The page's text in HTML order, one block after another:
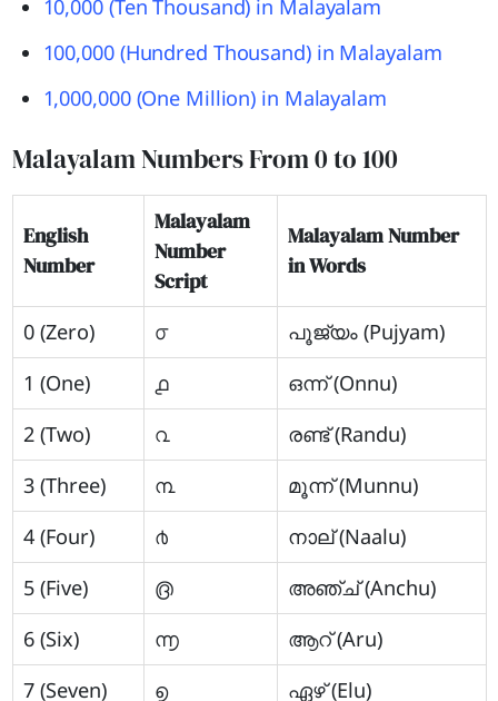
10,000 (Ten Thousand) in Malayalam
100,000 (Hundred Thousand) in Malayalam
1,000,000 (One Million) in Malayalam
Malayalam Numbers From 0 to 100
English
Number
Malayalam
Number
Script
Malayalam Number
in Words
0 (Zero) ൦
പൂജ്യം (Pujyam)
1 (One)
൧
ഒന്ന് (Onnu)
2 (Two)
൨
രണ്ട് (Randu)
3 (Three)
൩
മൂന്ന് (Munnu)
4 (Four)
൪
നാല് (Naalu)
5 (Five)
൫
അഞ്ച് (Anchu)
6 (Six)
൬
ആറ് (Aru)
7 (Seven)
൭
ഏഴ് (Elu)